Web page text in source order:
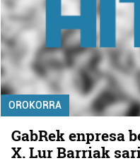
OROKORRA
GabRek enpresa
X. Lur Barriak